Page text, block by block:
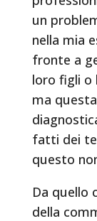
un
nella mia
fronte a
loro figli o
ma
fatti dei
questo
Da quello
della